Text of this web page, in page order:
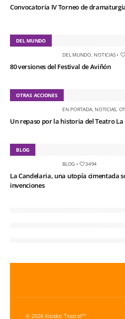
Convocatoria IV Torneo de
DEL MUNDO
DEL MUNDO, NOTICIAS•
80 versiones del Festival de Aviñón
OTRAS ACCIONES
EN PORTADA, NOTICIAS
Un repaso por la historia del Teatro
BLOG
BLOG • 3494
La Candelaria, una utopía cimentada
invenciones
© 2026 Kiosko Teatral™